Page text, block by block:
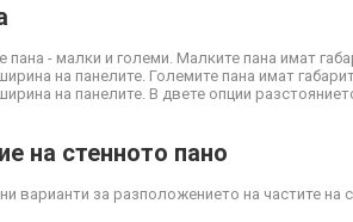
пана - малки и големи. Малките пана имат
на панелите. Големите пана имат
на панелите. В двете опции
на стенното пано
варианти за разположението на частите на